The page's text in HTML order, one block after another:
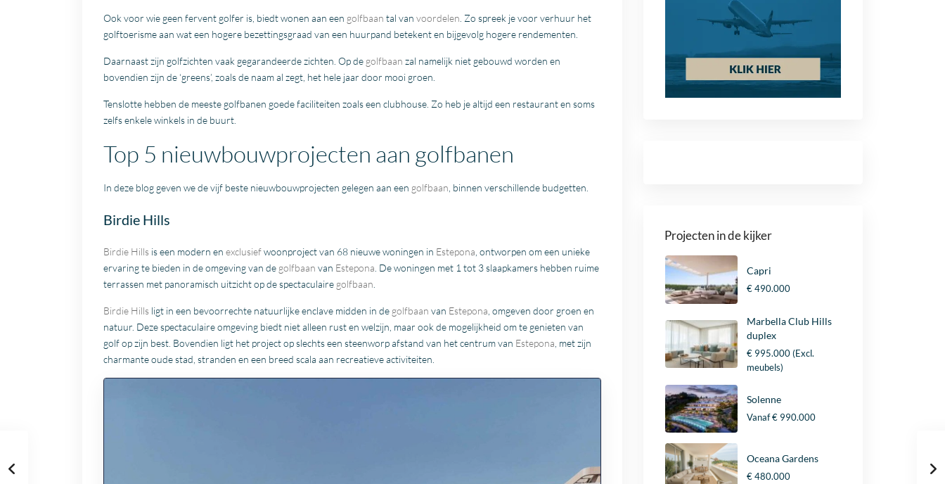
Ook voor wie geen fervent golfer is, biedt wonen aan een golfbaan tal van voordelen . Zo spreek je voor verhuur het
golftoerisme aan wat een hogere bezettingsgraad van een huurpand betekent en bijgevolg hogere rendementen.
Daarnaast zijn golfzichten vaak gegarandeerde zichten. Op de golfbaan zal namelijk niet gebouwd worden en
bovendien zijn de ‘greens’, zoals de naam al zegt, het hele jaar door mooi groen.
Tenslotte hebben de meeste golfbanen goede faciliteiten zoals een clubhouse. Zo heb je altijd een restaurant en soms
zelfs enkele winkels in de buurt.
Top 5 nieuwbouwprojecten aan golfbanen
In deze blog geven we de vijf beste nieuwbouwprojecten gelegen aan een golfbaan , binnen verschillende budgetten.
Birdie Hills
Birdie Hills is een modern en exclusiefwoonproject van 68 nieuwe woningen in Estepona , ontworpen om een unieke
ervaring te bieden in de omgeving van de golfbaan van Estepona . De woningen met 1 tot 3 slaapkamers hebben ruime
terrassen met panoramisch uitzicht op de spectaculaire golfbaan
Birdie Hills ligt in een bevoorrechte natuurlijke enclave midden in de golfbaan van Estepona , omgeven door groen en
natuur. Deze spectaculaire omgeving biedt niet alleen rust en welzijn, maar ook de mogelijkheid om te genieten van
golf op zijn best. Bovendien ligt het project op slechts een steenworp afstand van het centrum van Estepona , met zijn
charmante oude stad, stranden en een breed scala aan recreatieve activiteiten.
Projecten in de kijker
Capri
€ 490.000
Marbella Club Hills
duplex
€ 995.000(Excl.
meubels)
Solenne
Vanaf€ 990.000
Oceana Gardens
€ 480.000